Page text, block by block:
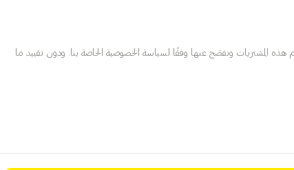
المشتريات ونفصَح عنها وفقًا لسياسة الخصوصية الخاصة بنا. ودون تقييد ما